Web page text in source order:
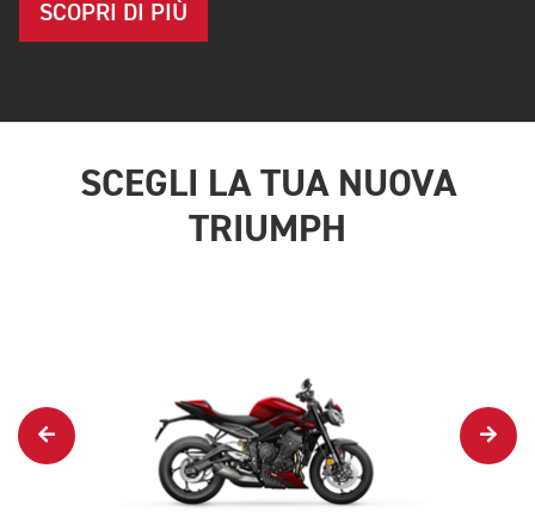
SCOPRI DI PIÙ
SCEGLI LA TUA NUOVA
TRIUMPH